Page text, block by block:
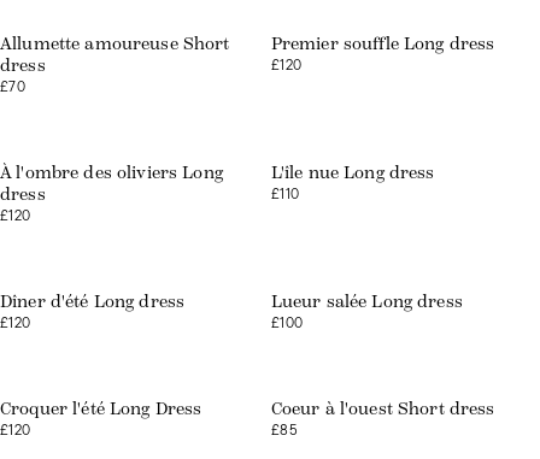
Allumette amoureuse Short
dress
£70
Premier souffle Long dress
£120
À l'ombre des oliviers Long
dress
£120
L'île nue Long dress
£110
Dîner d'été Long dress
£120
Lueur salée Long dress
£100
Croquer l'été Long Dress
£120
Coeur à l'ouest Short dress
£85